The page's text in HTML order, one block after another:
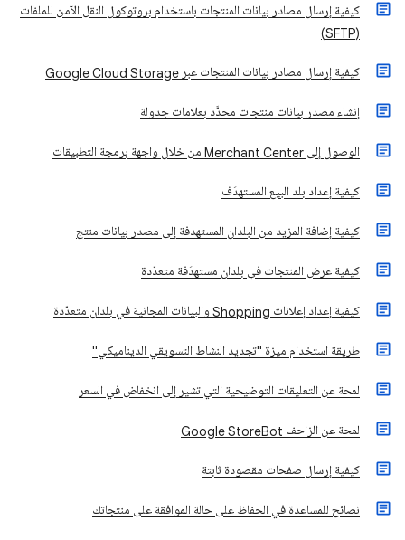
​كيفية إرسال مصادر بيانات المنتجات باستخدام بروتوكول النقل الآمن للملفات
(SFTP)
كيفية إرسال مصادر بيانات المنتجات عبر Google Cloud Storage
إنشاء مصدر بيانات منتجات محدَّد بعلامات جدولة
الوصول إلى Merchant Center من خلال واجهة برمجة التطبيقات
كيفية إعداد بلد البيع المستهدَف
كيفية إضافة المزيد من البلدان المستهدفة إلى مصدر بيانات منتج
كيفية عرض المنتجات في بلدان مستهدَفة متعدّدة
كيفية إعداد إعلانات Shopping والبيانات المجانية في بلدان متعدّدة
طريقة استخدام ميزة "تجديد النشاط التسويقي الديناميكي"
لمحة عن التعليقات التوضيحية التي تشير إلى انخفاض في السعر
لمحة عن الزاحف Google StoreBot
كيفية إرسال صفحات مقصودة ثابتة
نصائح للمساعدة في الحفاظ على حالة الموافقة على منتجاتك